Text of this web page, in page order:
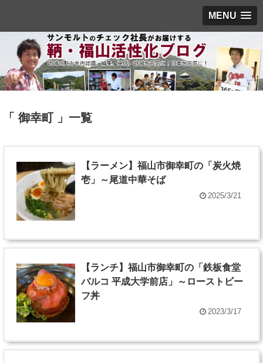
MENU
「 御幸町 」一覧
【ラーメン】福山市御幸町の「炭火焼
壱」～尾道中華そば
2025/3/21
【ランチ】福山市御幸町の「鉄板食堂
バルコ 平成大学前店」～ローストビー
フ丼
2023/3/17